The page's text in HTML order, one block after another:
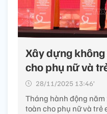
Xây dựng
cho phụ nữ và
28/11/2025 13:46’
Tháng hành động
toàn cho phụ nữ và trẻ